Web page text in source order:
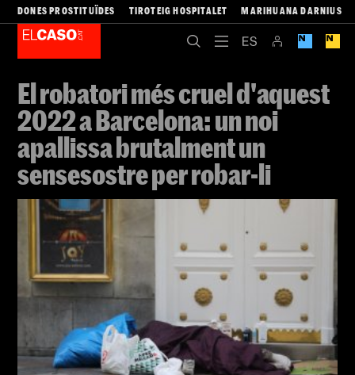
DONES PROSTITUÏDES TIROTEIG HOSPITALET MARIHUANA DARNIUS
El robatori més cruel d'aquest
2022 a Barcelona: un noi
apallissa brutalment un
sensesostre per robar-li